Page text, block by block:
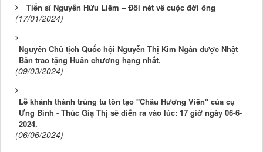
Tiến sĩ Nguyễn Hữu Liêm – Đôi nét về cuộc đời ông
(17/01/2024)
Nguyên Chủ tịch Quốc hội Nguyễn Thị Kim Ngân được Nhật
Bản trao tặng Huân chương hạng nhất.
(09/03/2024)
Lễ khánh thành trùng tu tôn tạo "Châu Hương Viên" của cụ
Ưng Bình - Thúc Giạ Thị sẽ diễn ra vào lúc: 17 giờ ngày 06-6-
2024.
(06/06/2024)